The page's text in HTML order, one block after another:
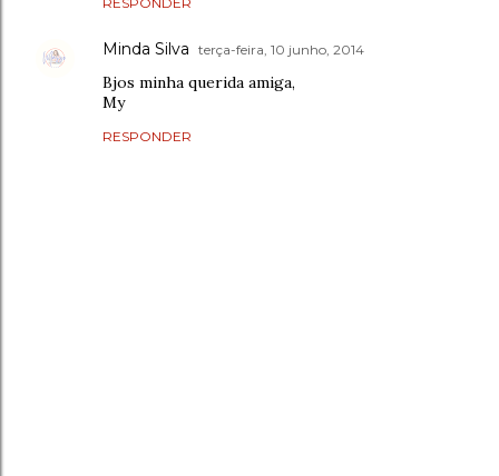
Minda Silva terça-feira, 10 junho, 2014
Bjos minha querida amiga,
My
RESPONDER